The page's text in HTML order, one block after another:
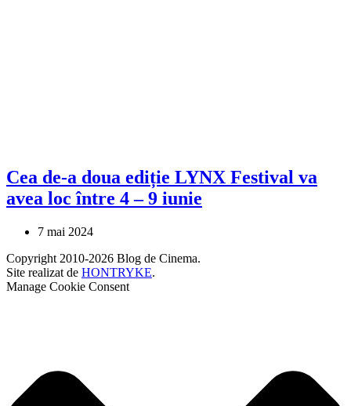
Cea de-a doua ediție LYNX Festival va
avea loc între 4 – 9 iunie
7 mai 2024
Copyright 2010-2026 Blog de Cinema.
Site realizat de HONTRYKE.
Manage Cookie Consent